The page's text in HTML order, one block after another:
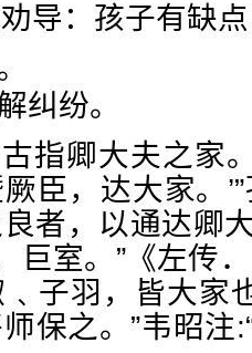
导：孩子有缺
纠纷。
指卿大夫之家
臣，达大家。
者，以通达卿
巨室。”《左传
子羽，皆大家
保之。”韦昭注